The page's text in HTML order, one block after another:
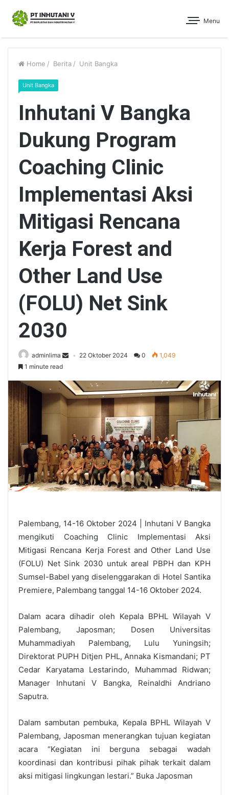
Menu
Home / Berita / Unit Bangka
Unit Bangka
Inhutani V Bangka
Dukung Program
Coaching Clinic
Implementasi Aksi
Mitigasi Rencana
Kerja Forest and
Other Land Use
(FOLU) Net Sink
2030
adminlima 22 Oktober 2024 0
1,049
1 minute read
Palembang, 14-16 Oktober 2024 | Inhutani V Bangka
mengikuti Coaching Clinic Implementasi Aksi
Mitigasi Rencana Kerja Forest and Other Land Use
(FOLU) Net Sink 2030 untuk areal PBPH dan KPH
Sumsel-Babel yang diselenggarakan di Hotel Santika
Premiere, Palembang tanggal 14-16 Oktober 2024.
Dalam acara dihadir oleh Kepala BPHL Wilayah V
Palembang, Japosman; Dosen Universitas
Muhammadiyah Palembang, Lulu Yuningsih;
Direktorat PUPH Ditjen PHL, Annaka Kismandani; PT
Cedar Karyatama Lestarindo, Muhammad Ridwan;
Manager Inhutani V Bangka, Reinaldhi Andriano
Saputra.
Dalam sambutan pembuka, Kepala BPHL Wilayah V
Palembang, Japosman menerangkan tujuan kegiatan
acara “Kegiatan ini berguna sebagai wadah
koordinasi dan kontribusi pihak pihak terkait dalam
aksi mitigasi lingkungan lestari.” Buka Japosman